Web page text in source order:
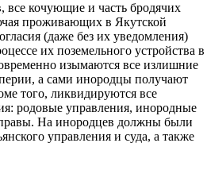
все кочующие и часть бродячих
проживающих в Якутской
(даже без их уведомления)
их поземельного устройства в
изымаются все излишние
а сами инородцы получают
того, ликвидируются все
родовые управления, инородные
На инородцев должны были
управления и суда, а также